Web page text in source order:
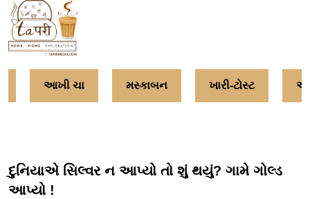
આખી ચા મસ્કાબન ખારી-ટોસ્ટ
દુનિયાએ સિલ્વર ન આપ્યો તો શું થયું? ગામે ગોલ્ડ
આપ્યો !